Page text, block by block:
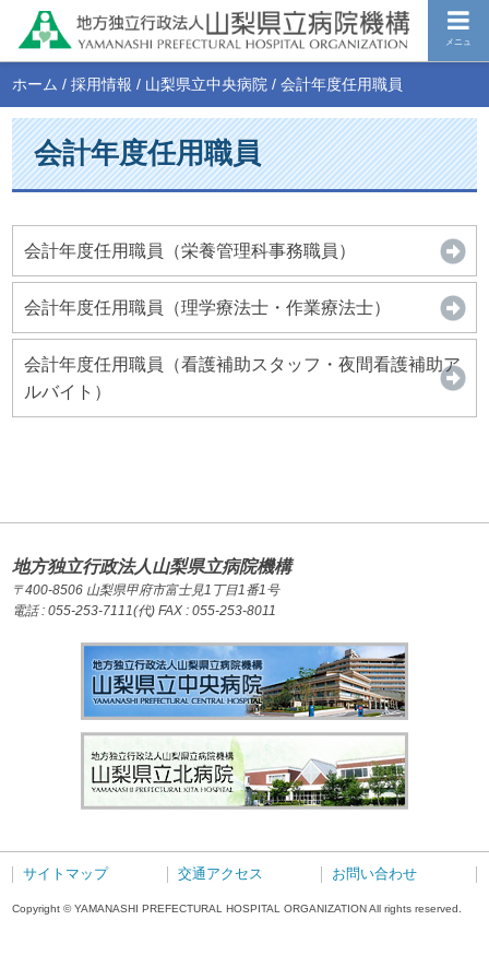
メニュ
ホーム /採用情報 / 山梨県立中央病院 /会計年度任用職員
会計年度任用職員
会計年度任用職員（栄養管理科事務職員）
会計年度任用職員（理学療法士・作業療法士）
会計年度任用職員（看護補助スタッフ・夜間看護補助ア
ルバイト）
地方独立行政法人山梨県立病院機構
〒400-8506 山梨県甲府市富士見1丁目1番1号
電話 : 055-253-7111(代) FAX : 055-253-8011
サイトマップ 交通アクセス お問い合わせ
Copyright © YAMANASHI PREFECTURAL HOSPITAL ORGANIZATION All rights reserved.